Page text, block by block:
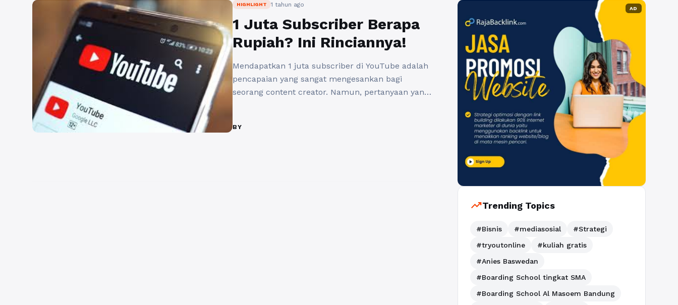
HIGHLIGHT 1 tahun ago
1 Juta Subscriber Berapa
Rupiah? Ini Rinciannya!
Mendapatkan 1 juta subscriber di YouTube adalah
pencapaian yang sangat mengesankan bagi
seorang content creator. Namun, pertanyaan yang
YouTuber dengan 1 juta subscriber? Di artikel ini,
BY
AD
trending_upTrending Topics
#Bisnis #mediasosial
#Strategi
#tryoutonline
#kuliah gratis
#Anies Baswedan
#Boarding School tingkat SMA
#Boarding School Al Masoem Bandung